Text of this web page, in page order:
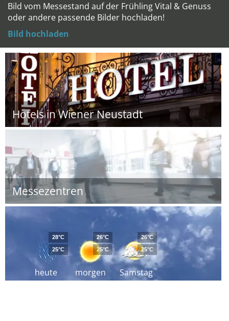
Bild vom Messestand auf der Frühling Vital & Genuss
oder andere passende Bilder hochladen!
Bild hochladen
Hotels in Wiener Neustadt
Messezentren
heute
28°C
25°C
morgen
26°C
25°C
Samstag
26°C
25°C